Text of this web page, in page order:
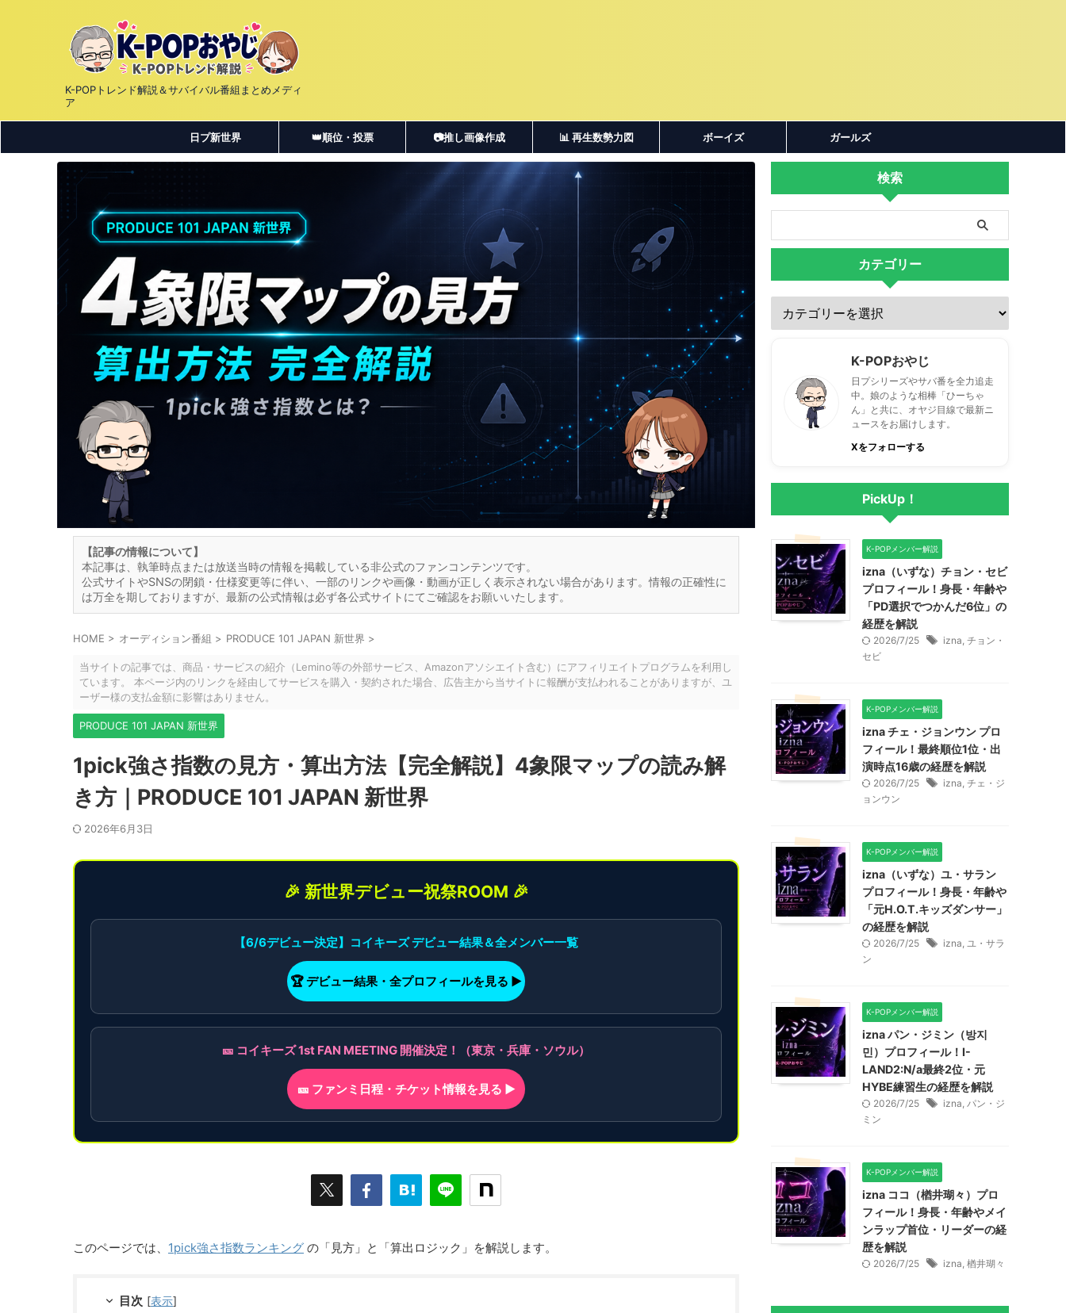
K-POPトレンド解説＆サバイバル番組まとめメディ
ア
日プ新世界 👑順位・投票 📷推し画像作成 📊 再生数勢力図 ボーイズ ガールズ
【記事の情報について】
本記事は、執筆時点または放送当時の情報を掲載している非公式のファンコンテンツです。
公式サイトやSNSの閉鎖・仕様変更等に伴い、一部のリンクや画像・動画が正しく表示されない場合があります。情報の正確性に
は万全を期しておりますが、最新の公式情報は必ず各公式サイトにてご確認をお願いいたします。
HOME > オーディション番組 > PRODUCE 101 JAPAN 新世界 >
当サイトの記事では、商品・サービスの紹介（Lemino等の外部サービス、Amazonアソシエイト含む）にアフィリエイトプログラムを利用し
ています。 本ページ内のリンクを経由してサービスを購入・契約された場合、広告主から当サイトに報酬が支払われることがありますが、ユ
ーザー様の支払金額に影響はありません。
PRODUCE 101 JAPAN 新世界
1pick強さ指数の見方・算出方法【完全解説】4象限マップの読み解
き方｜PRODUCE 101 JAPAN 新世界
2026年6月3日
🎉 新世界デビュー祝祭ROOM 🎉
【6/6デビュー決定】コイキーズ デビュー結果＆全メンバー一覧
🏆 デビュー結果・全プロフィールを見る ▶
🎫 コイキーズ 1st FAN MEETING 開催決定！（東京・兵庫・ソウル）
🎫 ファンミ日程・チケット情報を見る ▶
このページでは、 1pick強さ指数ランキング の「見方」と「算出ロジック」を解説します。
目次 [表示]
検索
カテゴリー
K-POPおやじ
日プシリーズやサバ番を全力追走
中。娘のような相棒「ひーちゃ
ん」と共に、オヤジ目線で最新ニ
ュースをお届けします。
Xをフォローする
PickUp！
K-POPメンバー解説
izna（いずな）チョン・セビ
プロフィール！身長・年齢や
「PD選択でつかんだ6位」の
経歴を解説
2026/7/25 izna, チョン・
セビ
K-POPメンバー解説
izna チェ・ジョンウン プロ
フィール！最終順位1位・出
演時点16歳の経歴を解説
2026/7/25 izna, チェ・ジ
ョンウン
K-POPメンバー解説
izna（いずな）ユ・サラン
プロフィール！身長・年齢や
「元H.O.T.キッズダンサー」
の経歴を解説
2026/7/25 izna, ユ・サラ
ン
K-POPメンバー解説
izna パン・ジミン（방지
민）プロフィール！I-
LAND2:N/a最終2位・元
HYBE練習生の経歴を解説
2026/7/25 izna, パン・ジ
ミン
K-POPメンバー解説
izna ココ（楢井瑚々）プロ
フィール！身長・年齢やメイ
ンラップ首位・リーダーの経
歴を解説
2026/7/25 izna, 楢井瑚々